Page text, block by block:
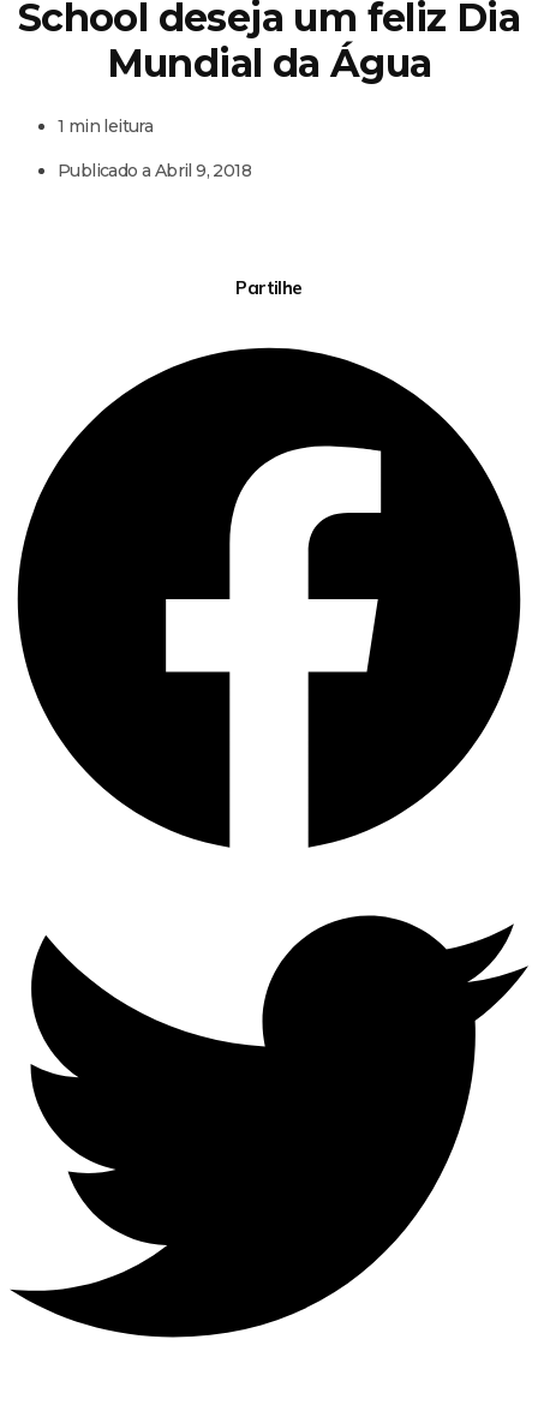
School deseja um feliz Dia
Mundial da Água
1 min leitura
Publicado a Abril 9, 2018
Partilhe